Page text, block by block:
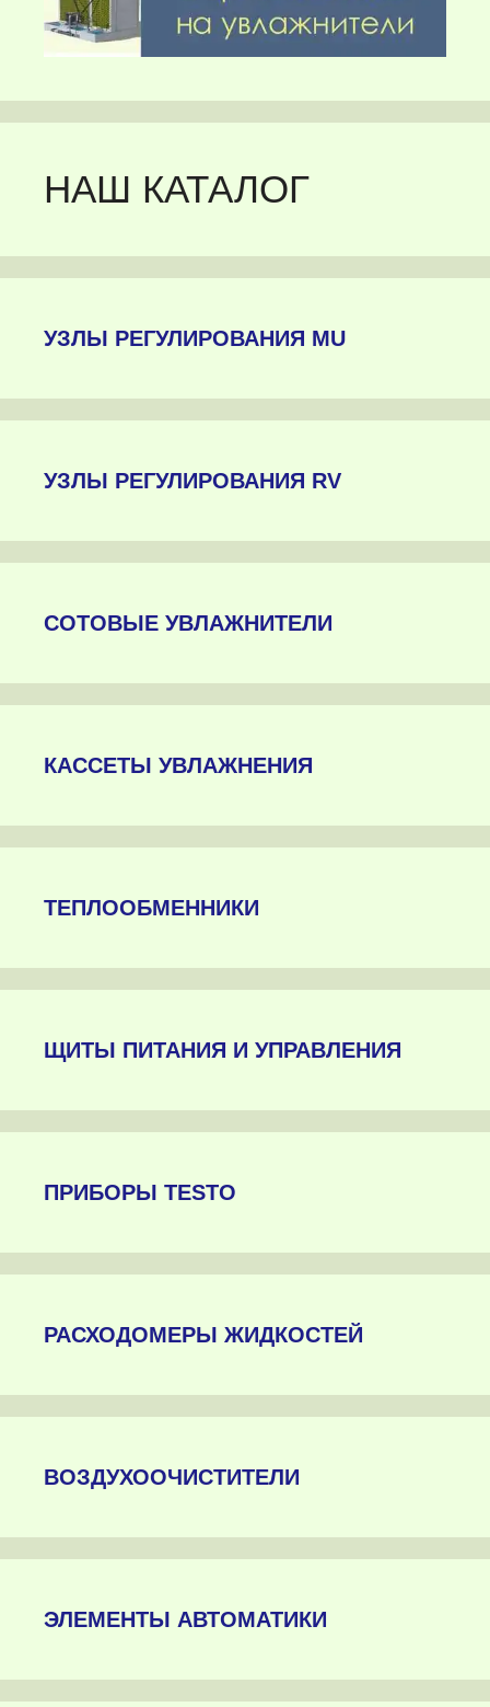
НАШ КАТАЛОГ
УЗЛЫ РЕГУЛИРОВАНИЯ MU
УЗЛЫ РЕГУЛИРОВАНИЯ RV
СОТОВЫЕ УВЛАЖНИТЕЛИ
КАССЕТЫ УВЛАЖНЕНИЯ
ТЕПЛООБМЕННИКИ
ЩИТЫ ПИТАНИЯ И УПРАВЛЕНИЯ
ПРИБОРЫ TESTO
РАСХОДОМЕРЫ ЖИДКОСТЕЙ
ВОЗДУХООЧИСТИТЕЛИ
ЭЛЕМЕНТЫ АВТОМАТИКИ